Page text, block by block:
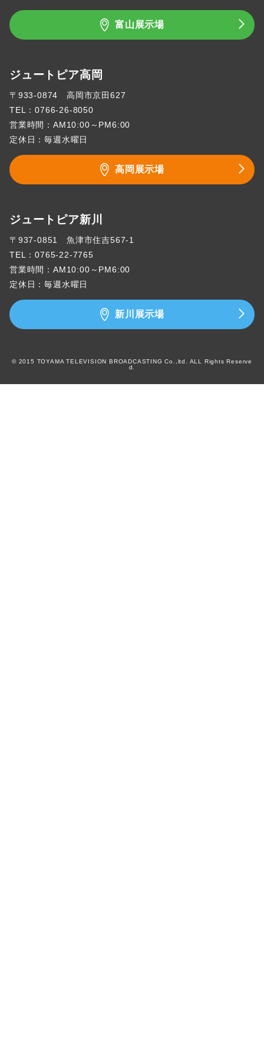
富山展示場
ジュートピア高岡
〒933-0874 高岡市京田627
TEL：0766-26-8050
営業時間：AM10:00～PM6:00
定休日：毎週水曜日
高岡展示場
ジュートピア新川
〒937-0851 魚津市住吉567-1
TEL：0765-22-7765
営業時間：AM10:00～PM6:00
定休日：毎週水曜日
新川展示場
© 2015 TOYAMA TELEVISION BROADCASTING Co.,ltd. ALL Rights Reserve
d.